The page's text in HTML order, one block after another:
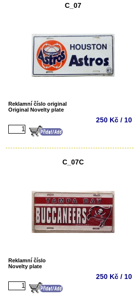
C_07
Reklamní číslo original
Original Novelty plate
250 Kč / 10
C_07C
Reklamní číslo
Novelty plate
250 Kč / 10